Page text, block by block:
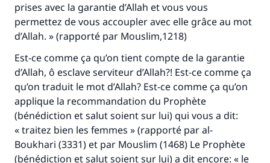
prises avec la garantie d’Allah et vous vous
permettez de vous accoupler avec elle grâce au mot
d’Allah. » (rapporté par Mouslim,1218)
Est-ce comme ça qu’on tient compte de la garantie
d’Allah, ô esclave serviteur d’Allah?! Est-ce comme ça
qu’on traduit le mot d’Allah? Est-ce comme ça qu’on
applique la recommandation du Prophète
(bénédiction et salut soient sur lui) qui vous a dit:
« traitez bien les femmes » (rapporté par al-
Boukhari (3331) et par Mouslim (1468) Le Prophète
(bénédiction et salut soient sur lui) a dit encore: « le